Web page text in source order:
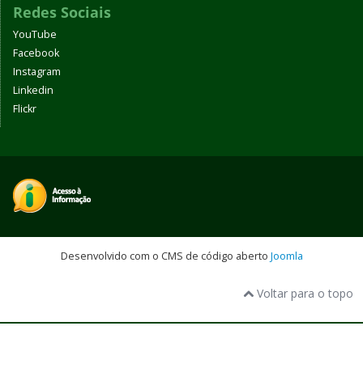
Redes Sociais
YouTube
Facebook
Instagram
Linkedin
Flickr
Desenvolvido com o CMS de código aberto Joomla
Voltar para o topo